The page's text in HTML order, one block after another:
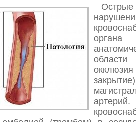
Острые
закрытие)